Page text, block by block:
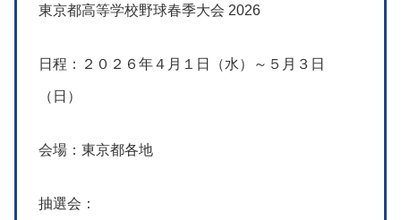
東京都高等学校野球春季大会 2026
日程：２０２６年４月１日（水）～５月３日
（日）
会場：東京都各地
抽選会：